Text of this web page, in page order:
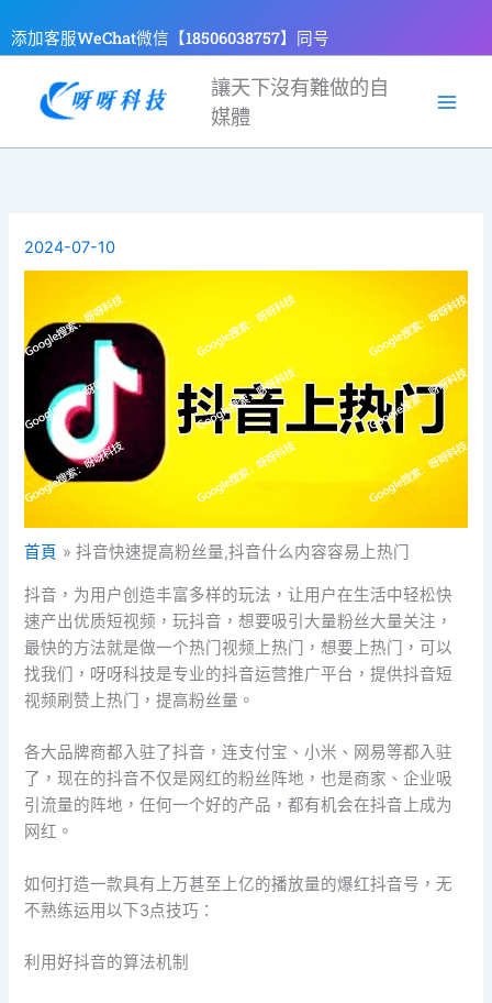
至
容
添加客服WeChat微信【18506038757】同号
讓天下沒有難做的自
媒體
2024-07-10
首頁 抖音快速提高粉丝量,抖音什么内容容易上热门
抖音，为用户创造丰富多样的玩法，让用户在生活中轻松快
速产出优质短视频，玩抖音，想要吸引大量粉丝大量关注，
最快的方法就是做一个热门视频上热门，想要上热门，可以
找我们，呀呀科技是专业的抖音运营推广平台，提供抖音短
视频刷赞上热门，提高粉丝量。
各大品牌商都入驻了抖音，连支付宝、小米、网易等都入驻
了，现在的抖音不仅是网红的粉丝阵地，也是商家、企业吸
引流量的阵地，任何一个好的产品，都有机会在抖音上成为
网红。
如何打造一款具有上万甚至上亿的播放量的爆红抖音号，无
不熟练运用以下3点技巧：
利用好抖音的算法机制